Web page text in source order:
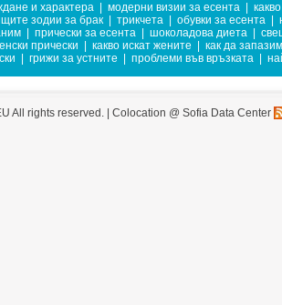
и характера модерни визии за есента
зодии за брак
трикчета обувки за есента
прически за есента шоколадова диета
прически какво искат жените
как да
грижи за устните проблеми във връзката
All rights reserved. | Colocation @ Sofia Data Center